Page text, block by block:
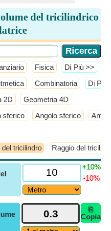
del tricilindrico
Fisica ​Di Più >>
Combinatoria ​Di Più
2D Geometria 4D
sferico Angolo sferico
tricilindro Raggio del
+10%
-10%
⎘
Copia